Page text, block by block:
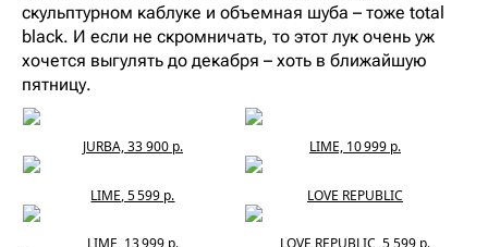
скульптурном каблуке и объемная шуба – тоже total
black. И если не скромничать, то этот лук очень уж
хочется выгулять до декабря – хоть в ближайшую
пятницу.
JURBA, 33 900 р. LIME, 10 999 р.
LIME, 5 599 р. LOVE REPUBLIC